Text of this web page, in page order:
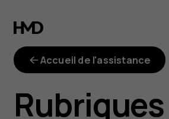
My
phone
has
Accueil de l'assistance
Rubriques